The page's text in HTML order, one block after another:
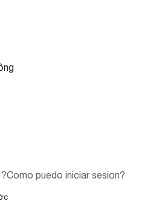
puedo iniciar sesion?